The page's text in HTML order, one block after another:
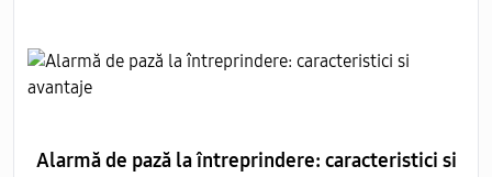
Alarmă de pază la întreprindere: caracteristici si